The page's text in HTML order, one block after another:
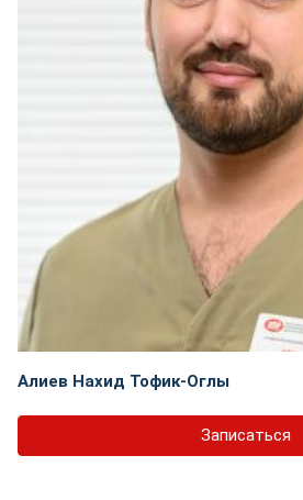
Алиев Нахид Тофик-Оглы
Записаться